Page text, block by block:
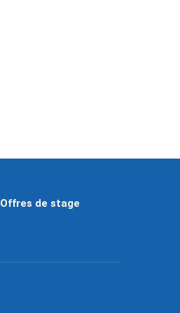
Offres de stage